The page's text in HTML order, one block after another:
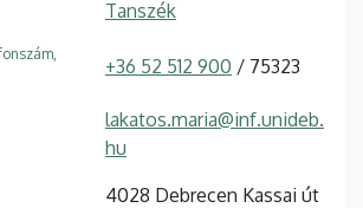
Tanszék
+36 52 512 900 / 75323
lakatos.maria@inf.unideb.
hu
4028 Debrecen Kassai út